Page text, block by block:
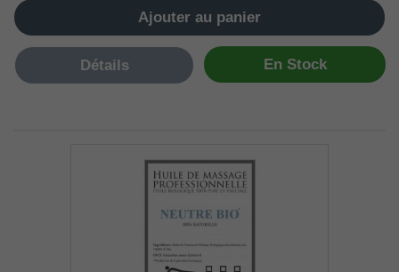
Ajouter au panier
Détails En Stock